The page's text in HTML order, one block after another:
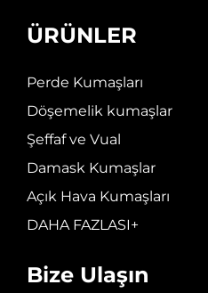
ÜRÜNLER
Perde Kumaşları
Döşemelik kumaşlar
Şeffaf ve Vual
Damask Kumaşlar
Açık Hava Kumaşları
DAHA FAZLASI+
Bize Ulaşın